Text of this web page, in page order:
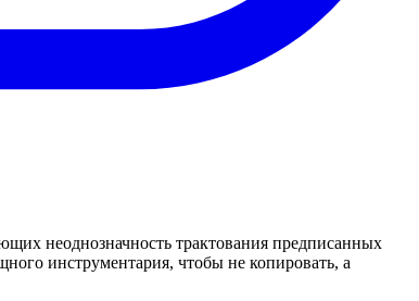
неоднозначность трактования предписанных
инструментария, чтобы не копировать, а